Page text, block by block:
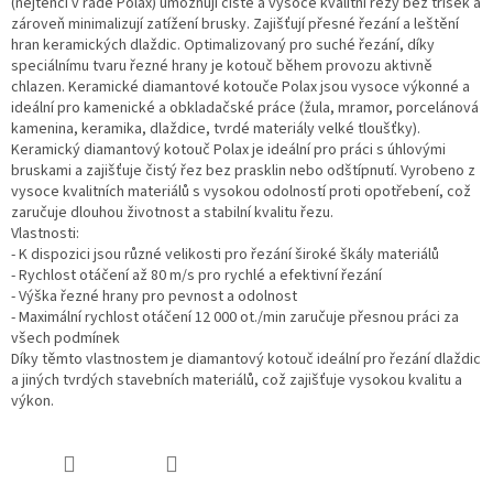
zároveň minimalizují zatížení brusky. Zajišťují přesné řezání a leštění
hran keramických dlaždic. Optimalizovaný pro suché řezání, díky
speciálnímu tvaru řezné hrany je kotouč během provozu aktivně
chlazen. Keramické diamantové kotouče Polax jsou vysoce výkonné a
ideální pro kamenické a obkladačské práce (žula, mramor, porcelánová
kamenina, keramika, dlaždice, tvrdé materiály velké tloušťky).
Keramický diamantový kotouč Polax je ideální pro práci s úhlovými
bruskami a zajišťuje čistý řez bez prasklin nebo odštípnutí. Vyrobeno z
vysoce kvalitních materiálů s vysokou odolností proti opotřebení, což
zaručuje dlouhou životnost a stabilní kvalitu řezu.
Vlastnosti:
- K dispozici jsou různé velikosti pro řezání široké škály materiálů
- Rychlost otáčení až 80 m/s pro rychlé a efektivní řezání
- Výška řezné hrany pro pevnost a odolnost
- Maximální rychlost otáčení 12 000 ot./min zaručuje přesnou práci za
všech podmínek
Díky těmto vlastnostem je diamantový kotouč ideální pro řezání dlaždic
a jiných tvrdých stavebních materiálů, což zajišťuje vysokou kvalitu a
výkon.